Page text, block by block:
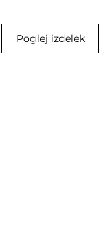
Poglej izdelek